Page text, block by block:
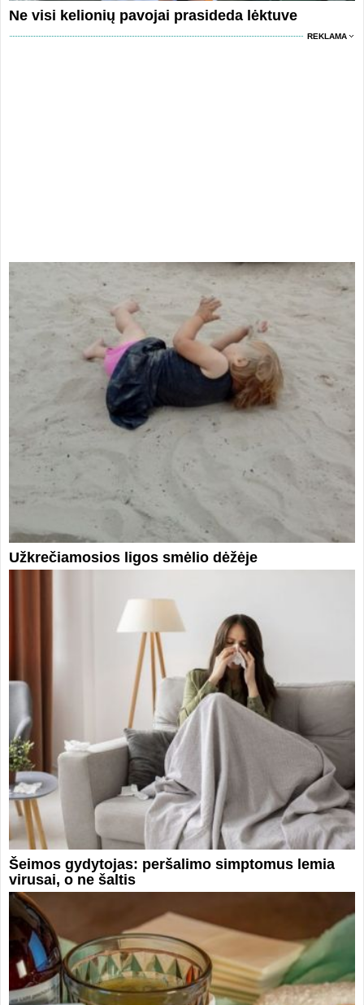
Ne visi kelionių pavojai prasideda lėktuve
REKLAMA
Užkrečiamosios ligos smėlio dėžėje
Šeimos gydytojas: peršalimo simptomus lemia
virusai, o ne šaltis